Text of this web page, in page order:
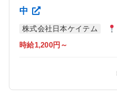
中
株式会社日本ケイテム
時給1,200円～